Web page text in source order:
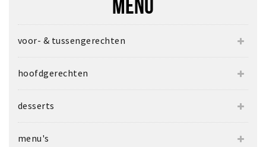
MENU
voor- & tussengerechten
hoofdgerechten
desserts
menu's